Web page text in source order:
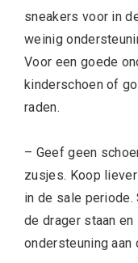
sneakers voor in
weinig
Voor een goede
kinderschoen of
raden.
– Geef geen
zusjes. Koop
in de sale periode.
de drager staan
ondersteuning aan